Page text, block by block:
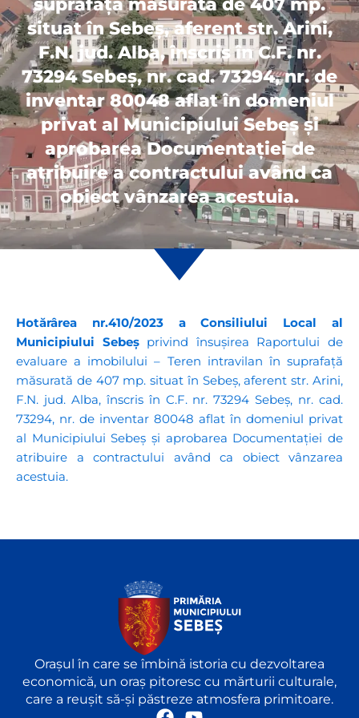
suprafață măsurată de 407 mp.
situat în Sebeș, aferent str. Arini,
F.N. jud. Alba, înscris în C.F. nr.
73294 Sebeș, nr. cad. 73294, nr. de
inventar 80048 aflat în domeniul
privat al Municipiului Sebeș și
aprobarea Documentației de
atribuire a contractului având ca
obiect vânzarea acestuia.
Hotărârea nr.410/2023 a Consiliului Local al
Municipiului Sebeșprivind însușirea Raportului de
evaluare a imobilului – Teren intravilan în suprafață
măsurată de 407 mp. situat în Sebeș, aferent str. Arini,
F.N. jud. Alba, înscris în C.F. nr. 73294 Sebeș, nr. cad.
73294, nr. de inventar 80048 aflat în domeniul privat
al Municipiului Sebeș și aprobarea Documentației de
atribuire a contractului având ca obiect vânzarea
acestuia.
Orașul în care se îmbină istoria cu dezvoltarea
economică, un oraș pitoresc cu mărturii culturale,
care a reușit să-și păstreze atmosfera primitoare.